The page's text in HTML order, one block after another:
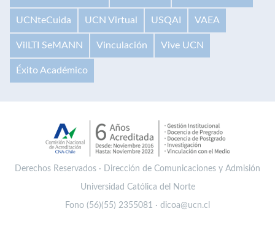
UCNteCuida UCN Virtual USQAI VAEA
VilLTI SeMANN Vinculación Vive UCN
Éxito Académico
Derechos Reservados · Dirección de Comunicaciones y Admisión
Universidad Católica del Norte
Fono (56)(55) 2355081 · dicoa@ucn.cl